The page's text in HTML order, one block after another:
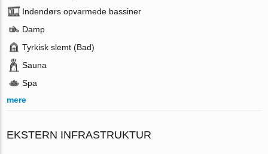
Indendørs opvarmede bassiner
Damp
Tyrkisk slemt (Bad)
Sauna
Spa
mere
EKSTERN INFRASTRUKTUR